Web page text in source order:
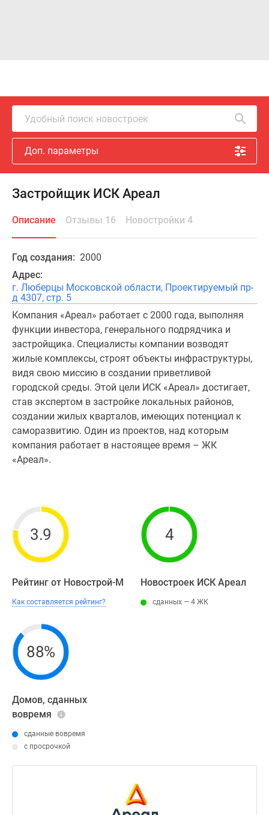
Удобный поиск новостроек
Доп. параметры
Застройщик ИСК Ареал
Описание Отзывы 16 Новостройки 4
Год создания: 2000
Адрес:
г. Люберцы Московской области, Проектируемый пр-
д 4307, стр. 5
Компания «Ареал» работает с 2000 года, выполняя
функции инвестора, генерального подрядчика и
застройщика. Специалисты компании возводят
жилые комплексы, строят объекты инфраструктуры,
видя свою миссию в создании приветливой
городской среды. Этой цели ИСК «Ареал» достигает,
став экспертом в застройке локальных районов,
создании жилых кварталов, имеющих потенциал к
саморазвитию. Один из проектов, над которым
компания работает в настоящее время – ЖК
«Ареал».
3.9
Рейтинг от Новострой-М
Как составляется рейтинг?
4
Новостроек ИСК Ареал
сданных — 4 ЖК
88%
Домов, сданных
вовремя
сданные вовремя
с просрочкой